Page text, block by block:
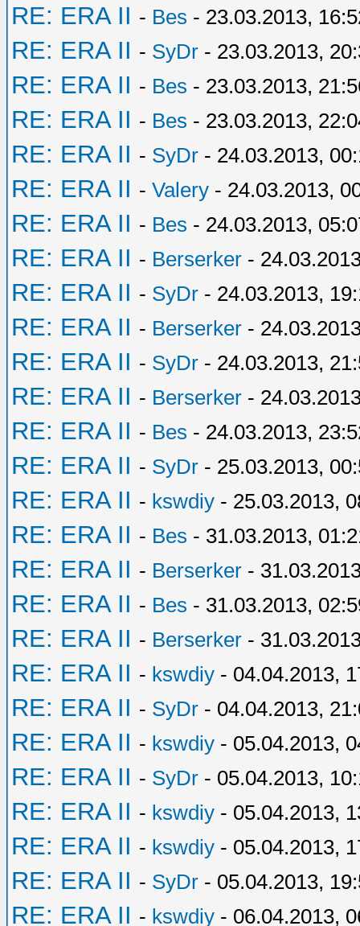
RE: ERA II - Bes - 23.03.2013,
RE: ERA II - SyDr - 23.03.2013,
RE: ERA II - Bes - 23.03.2013,
RE: ERA II - Bes - 23.03.2013,
RE: ERA II - SyDr - 24.03.2013,
RE: ERA II - Valery - 24.03.2013,
RE: ERA II - Bes - 24.03.2013,
RE: ERA II - Berserker -
RE: ERA II - SyDr - 24.03.2013,
RE: ERA II - Berserker -
RE: ERA II - SyDr - 24.03.2013,
RE: ERA II - Berserker -
RE: ERA II - Bes - 24.03.2013,
RE: ERA II - SyDr - 25.03.2013,
RE: ERA II - kswdiy - 25.03.2013,
RE: ERA II - Bes - 31.03.2013,
RE: ERA II - Berserker -
RE: ERA II - Bes - 31.03.2013,
RE: ERA II - Berserker -
RE: ERA II - kswdiy - 04.04.2013,
RE: ERA II - SyDr - 04.04.2013,
RE: ERA II - kswdiy - 05.04.2013,
RE: ERA II - SyDr - 05.04.2013,
RE: ERA II - kswdiy - 05.04.2013,
RE: ERA II - kswdiy - 05.04.2013,
RE: ERA II - SyDr - 05.04.2013,
RE: ERA II - kswdiy - 06.04.2013,